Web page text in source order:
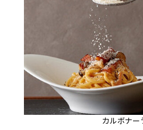
カルボナー